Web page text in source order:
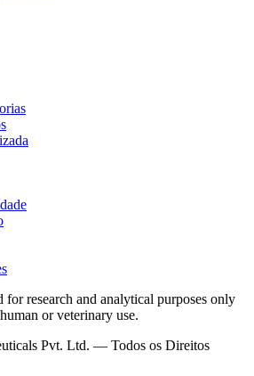
research and analytical purposes only
or veterinary use.
Pvt. Ltd. — Todos os Direitos